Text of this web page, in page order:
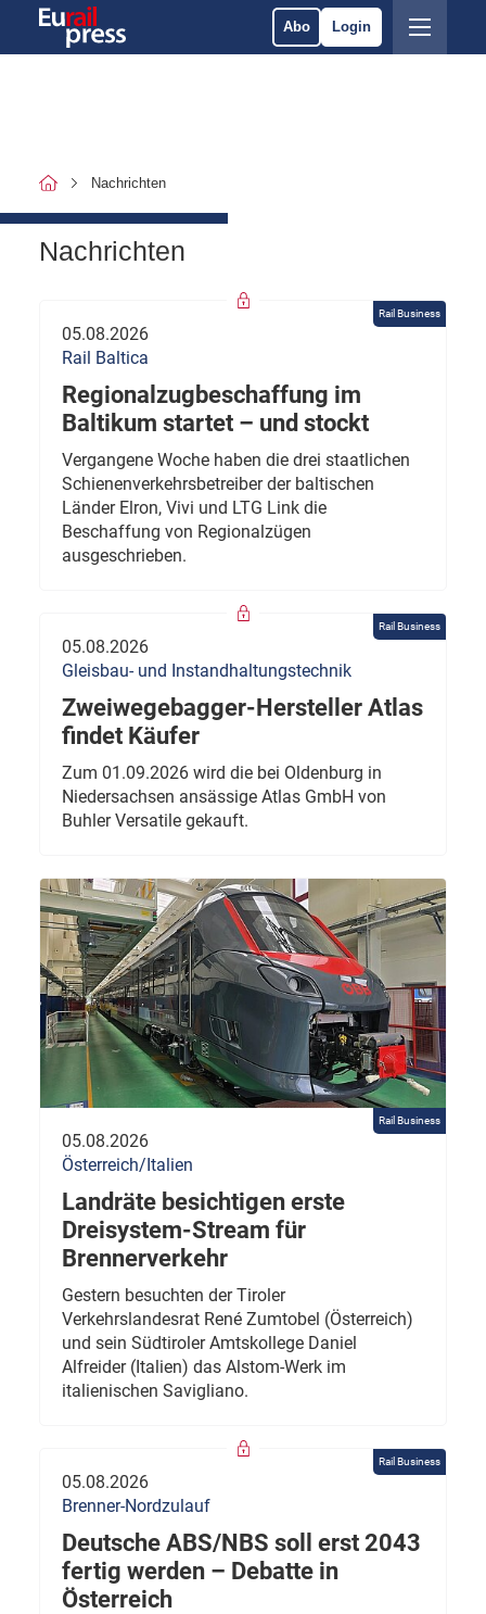
Abo Login
Nachrichten
Nachrichten
Rail Business
05.08.2026
Rail Baltica
Regionalzugbeschaffung im
Baltikum startet – und stockt
Vergangene Woche haben die drei staatlichen
Schienenverkehrsbetreiber der baltischen
Länder Elron, Vivi und LTG Link die
Beschaffung von Regionalzügen
ausgeschrieben.
Rail Business
05.08.2026
Gleisbau- und Instandhaltungstechnik
Zweiwegebagger-Hersteller Atlas
findet Käufer
Zum 01.09.2026 wird die bei Oldenburg in
Niedersachsen ansässige Atlas GmbH von
Buhler Versatile gekauft.
Rail Business
05.08.2026
Österreich/Italien
Landräte besichtigen erste
Dreisystem-Stream für
Brennerverkehr
Gestern besuchten der Tiroler
Verkehrslandesrat René Zumtobel (Österreich)
und sein Südtiroler Amtskollege Daniel
Alfreider (Italien) das Alstom-Werk im
italienischen Savigliano.
Rail Business
05.08.2026
Brenner-Nordzulauf
Deutsche ABS/NBS soll erst 2043
fertig werden – Debatte in
Österreich